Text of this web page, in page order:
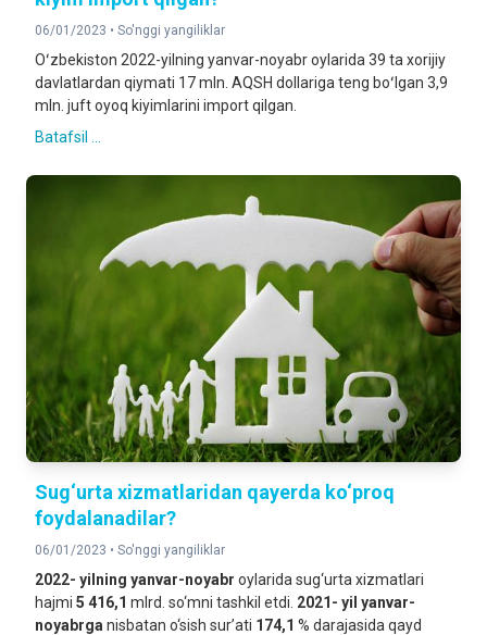
06/01/2023 • So'nggi yangiliklar
Oʻzbekiston 2022-yilning yanvar-noyabr oylarida 39 ta xorijiy
davlatlardan qiymati 17 mln. AQSH dollariga teng boʻlgan 3,9
mln. juft oyoq kiyimlarini import qilgan.
Batafsil ...
Sug‘urta xizmatlaridan qayerda ko‘proq
foydalanadilar?
06/01/2023 • So'nggi yangiliklar
2022- yilning yanvar-noyabr oylarida sug‘urta xizmatlari
hajmi 5 416,1 mlrd. so‘mni tashkil etdi. 2021- yil yanvar-
noyabrga nisbatan o‘sish sur’ati 174,1 % darajasida qayd